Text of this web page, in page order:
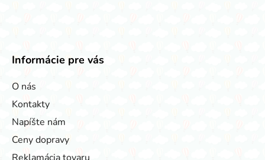
Informácie pre vás
O nás
Kontakty
Napíšte nám
Ceny dopravy